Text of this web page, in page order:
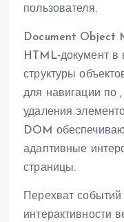
пользователя.
Document Object
HTML‑документ в
структуры
для навигации по
удаления
DOM
адаптивные
страницы.
Перехват событий
интерактивности